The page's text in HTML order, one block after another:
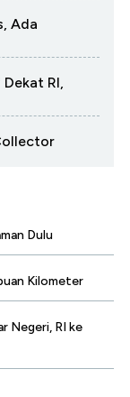
Ada
RI,
Dulu
Kilometer
Negeri, RI ke